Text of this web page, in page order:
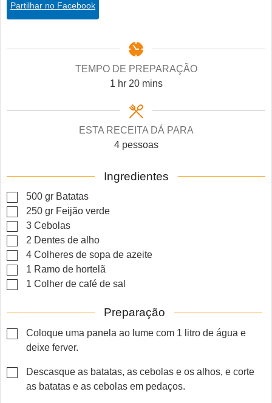
Partilhar no Facebook
TEMPO DE PREPARAÇÃO
1 hour
hr 20minutes
mins
ESTA RECEITA DÁ PARA
4 pessoas
Ingredientes
▢
500 gr Batatas
▢
250 gr Feijão verde
▢
3 Cebolas
▢
2 Dentes de alho
▢
4 Colheres de sopa de azeite
▢
1 Ramo de hortelã
▢
1 Colher de café de sal
Preparação
▢
Coloque uma panela ao lume com 1 litro de água e
deixe ferver.
▢
Descasque as batatas, as cebolas e os alhos, e corte
as batatas e as cebolas em pedaços.